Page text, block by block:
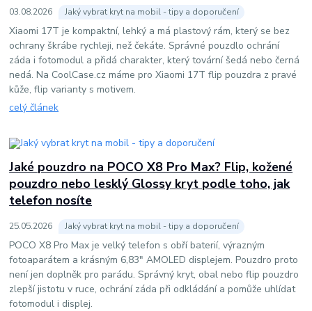
03.08.2026 Jaký vybrat kryt na mobil - tipy a doporučení
Xiaomi 17T je kompaktní, lehký a má plastový rám, který se bez
ochrany škrábe rychleji, než čekáte. Správné pouzdlo ochrání
záda i fotomodul a přidá charakter, který tovární šedá nebo černá
nedá. Na CoolCase.cz máme pro Xiaomi 17T flip pouzdra z pravé
kůže, flip varianty s motivem.
celý článek
Jaké pouzdro na POCO X8 Pro Max? Flip, kožené
pouzdro nebo lesklý Glossy kryt podle toho, jak
telefon nosíte
25.05.2026 Jaký vybrat kryt na mobil - tipy a doporučení
POCO X8 Pro Max je velký telefon s obří baterií, výrazným
fotoaparátem a krásným 6,83" AMOLED displejem. Pouzdro proto
není jen doplněk pro parádu. Správný kryt, obal nebo flip pouzdro
zlepší jistotu v ruce, ochrání záda při odkládání a pomůže uhlídat
fotomodul i displej.